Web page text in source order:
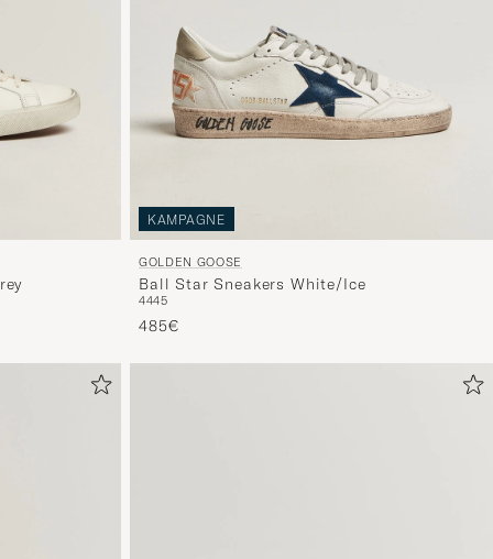
erleben
Sie
eine
KAMPAGNE
GOLDEN GOOSE
Ball Star Sneakers White/Ice
4445
485€